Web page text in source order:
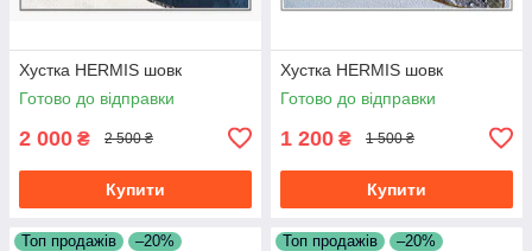
Хустка HERMIS шовк
Готово до відправки
2 000 ₴ 2 500 ₴
Купити
Хустка HERMIS шовк
Готово до відправки
1 200 ₴ 1 500 ₴
Купити
Топ продажів –20% Топ продажів –20%